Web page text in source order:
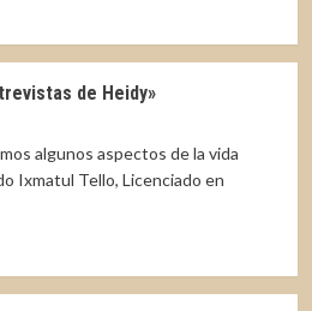
de Heidy»
algunos aspectos de la vida
Ixmatul Tello, Licenciado en